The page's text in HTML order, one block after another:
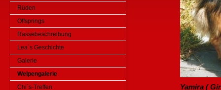
Rüden
Offsprings
Rassebeschreibung
Lea`s Geschichte
Galerie
Welpengalerie
Chi`s-Treffen
Yamira (